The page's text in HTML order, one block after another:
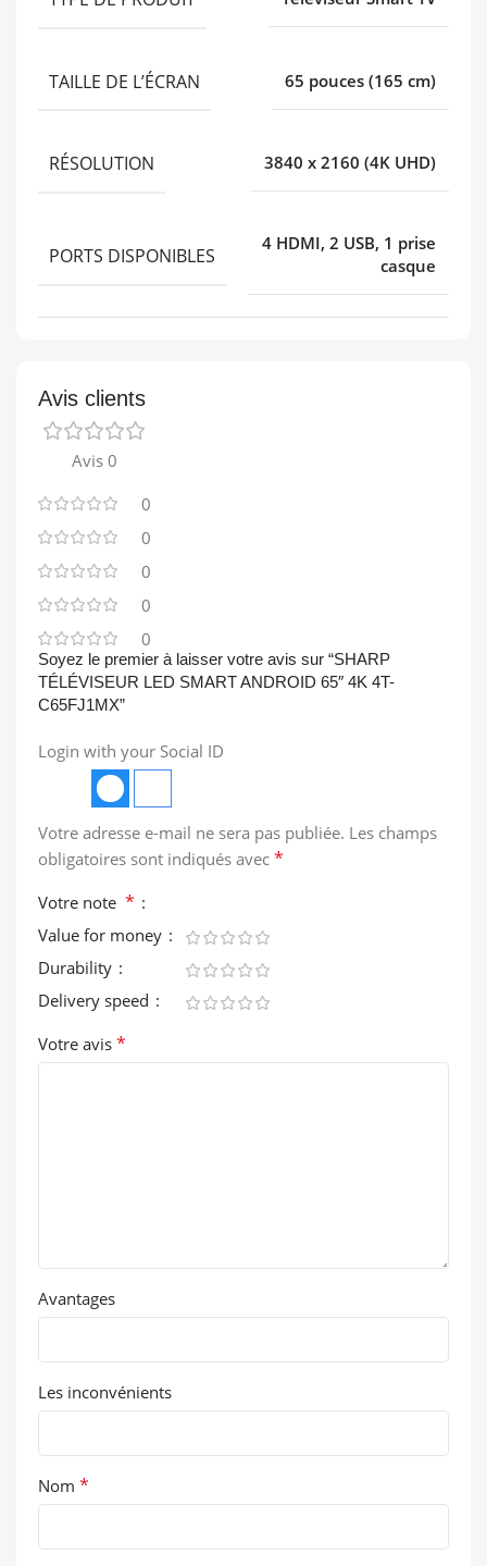
TAILLE DE L’ÉCRAN 65 pouces (165 cm)
RÉSOLUTION 3840 x 2160 (4K UHD)
PORTS DISPONIBLES
4 HDMI, 2 USB, 1 prise
casque
Avis clients
Avis 0
0
0
0
0
0
Soyez le premier à laisser votre avis sur “SHARP
TÉLÉVISEUR LED SMART ANDROID 65″ 4K 4T-
C65FJ1MX”
Login with your Social ID
Votre adresse e-mail ne sera pas publiée. Les champs
obligatoires sont indiqués avec *
Votre note *
Value for money
Durability
Delivery speed
Votre avis *
Avantages
Les inconvénients
Nom *